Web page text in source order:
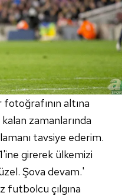
altına
kalan zamanlarında
tavsiye ederim.
girerek ülkemizi
Şova devam.'
futbolcu çılgına